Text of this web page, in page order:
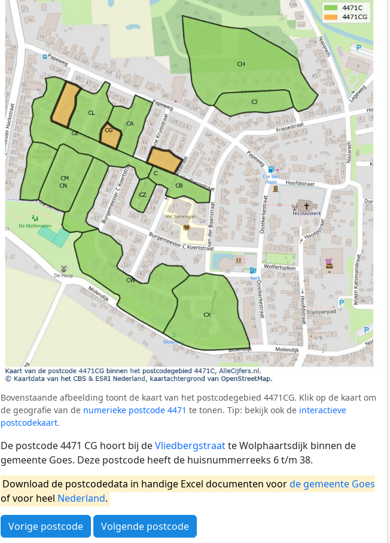
Bovenstaande afbeelding toont de kaart van het postcodegebied 4471CG. Klik op de kaart om
de geografie van de numerieke postcode 4471 te tonen. Tip: bekijk ook de interactieve
postcodekaart.
De postcode 4471 CG hoort bij deVliedbergstraatte Wolphaartsdijk binnen de
gemeente Goes. Deze postcode heeft de huisnummerreeks 6 t/m 38.
Download de postcodedata in handige Excel documenten voorde gemeente Goes
of voor heel Nederland.
Vorige postcode Volgende postcode